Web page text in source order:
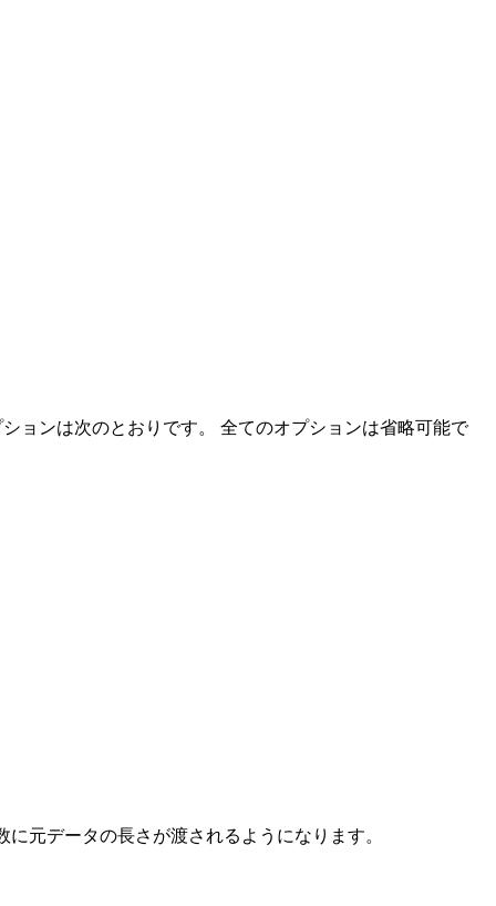
ションは次のとおりです。 全てのオプションは省略可能で
元データの長さが渡されるようになります。